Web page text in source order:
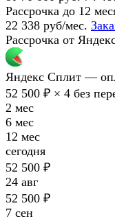
Рассрочка до 12
22 338 руб/мес.
Рассрочка от
Яндекс Сплит —
52 500 ₽ × 4 без
2 мес
6 мес
12 мес
сегодня
52 500 ₽
24 авг
52 500 ₽
7 сен